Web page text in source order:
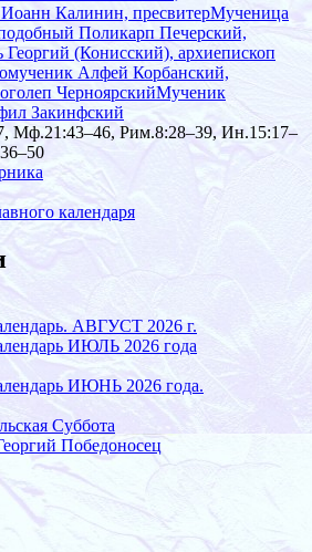
Калинин, пресвитерМученица
Поликарп Печерский,
Георгий (Конисский), архиепископ
Алфей Корбанский,
ЧерноярскийМученик
Закинфский
Мф.21:43–46, Рим.8:28–39, Ин.15:17–
календаря
АВГУСТ 2026 г.
ИЮЛЬ 2026 года
ИЮНЬ 2026 года.
Суббота
Победоносец